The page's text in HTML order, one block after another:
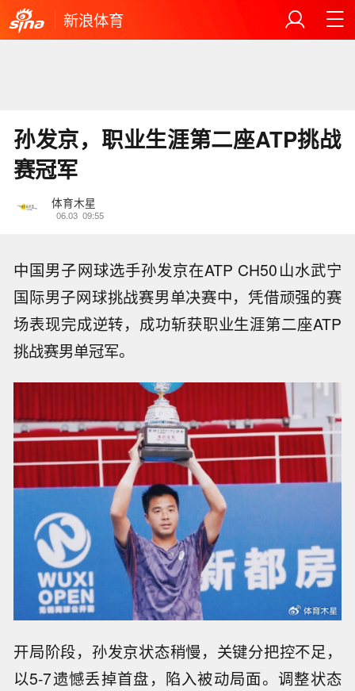
新浪体育
孙发京，职业生涯第二座ATP挑战
赛冠军
体育木星
06.03 09:55
中国男子网球选手孙发京在ATP CH50山水武宁
国际男子网球挑战赛男单决赛中，凭借顽强的赛
场表现完成逆转，成功斩获职业生涯第二座ATP
挑战赛男单冠军。
开局阶段，孙发京状态稍慢，关键分把控不足，
以5-7遗憾丢掉首盘，陷入被动局面。调整状态